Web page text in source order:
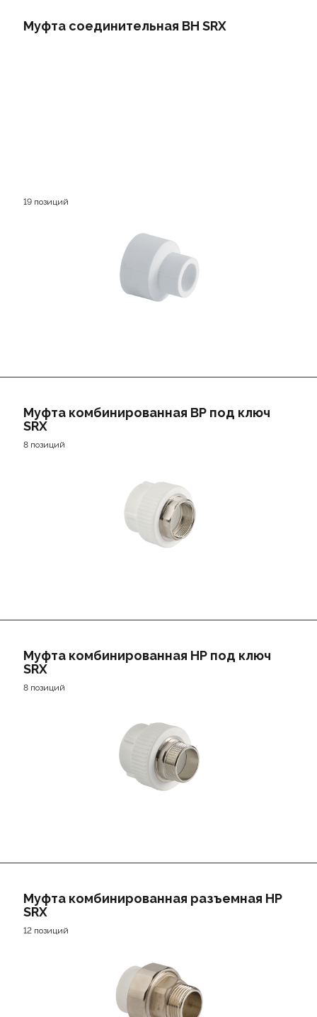
Муфта соединительная ВН SRX
19 позиций
Муфта комбинированная ВР под ключ
SRX
8 позиций
Муфта комбинированная НР под ключ
SRX
8 позиций
Муфта комбинированная разъемная НР
SRX
12 позиций